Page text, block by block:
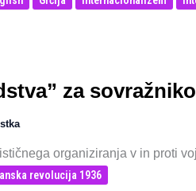
za
organiziranja v in proti
revolucija 1936